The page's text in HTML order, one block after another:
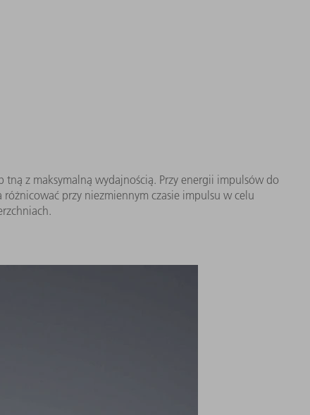
z maksymalną wydajnością. Przy energii impulsów do
przy niezmiennym czasie impulsu w celu